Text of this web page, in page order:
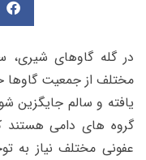
مختلف از جمعیت گاوها
یافته و سالم جایگزین
گروه های دامی هستند
عفونی مختلف نیاز به